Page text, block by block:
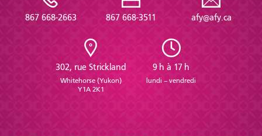
867 668-2663 867 668-3511 afy@afy.ca
302, rue Strickland
Whitehorse (Yukon)
Y1A 2K1
9 h à 17 h
lundi – vendredi